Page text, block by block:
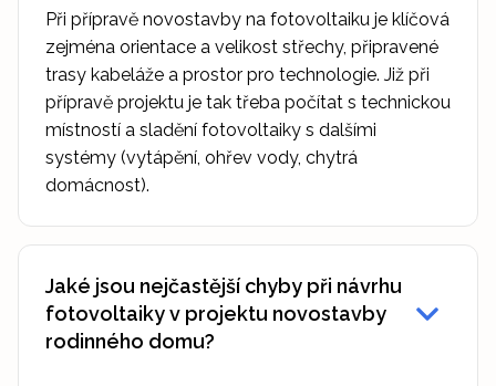
Při přípravě novostavby na fotovoltaiku je klíčová
zejména orientace a velikost střechy, připravené
trasy kabeláže a prostor pro technologie. Již při
přípravě projektu je tak třeba počítat s technickou
místností a sladění fotovoltaiky s dalšími
systémy (vytápění, ohřev vody, chytrá
domácnost).
Jaké jsou nejčastější chyby při návrhu
fotovoltaiky v projektu novostavby
rodinného domu?